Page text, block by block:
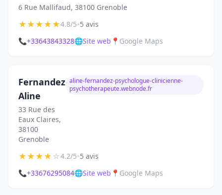
6 Rue Mallifaud, 38100 Grenoble
★★★★★4.8/5•5 avis
📞+33643843328🌐Site web 📍 Google Maps
Fernandez
Aline
33 Rue des
Eaux Claires,
38100
Grenoble
aline-fernandez-psychologue-clinicienne-
psychotherapeute.webnode.fr
★★★★☆4.2/5•5 avis
📞+33676295084🌐Site web 📍 Google Maps